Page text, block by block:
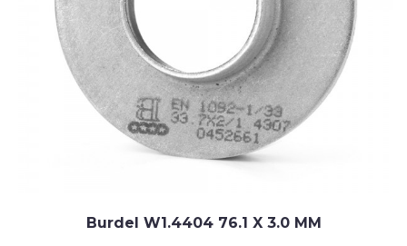
Burdel W1.4404 76.1 X 3.0 MM